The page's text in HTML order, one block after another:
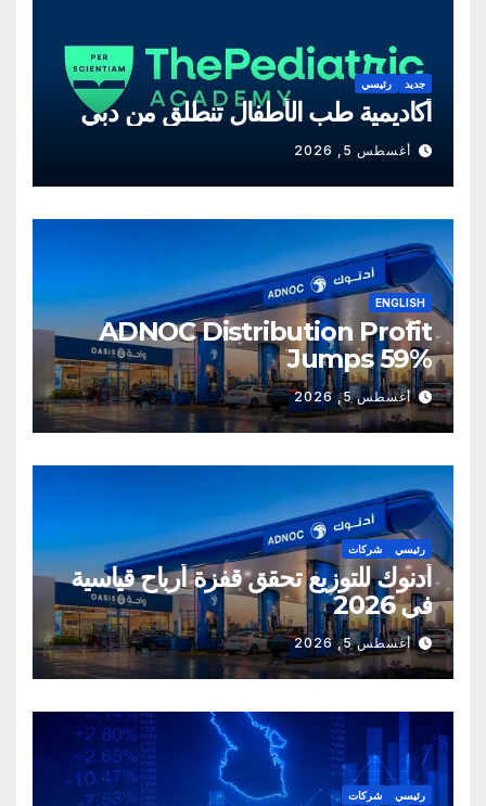
جديد رئيسي
أكاديمية طب الأطفال تنطلق من دبي
أغسطس 5, 2026
ENGLISH
ADNOC Distribution Profit
Jumps 59%
أغسطس 5, 2026
رئيسي شركات
أدنوك للتوزيع تحقق قفزة أرباح قياسية
في 2026
أغسطس 5, 2026
رئيسي شركات